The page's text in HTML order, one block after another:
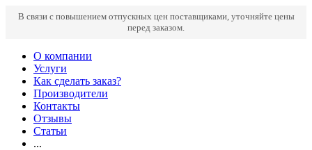
В связи с повышением отпускных цен поставщиками, уточняйте цены
перед заказом.
О компании
Услуги
Как сделать заказ?
Производители
Контакты
Отзывы
Статьи
...